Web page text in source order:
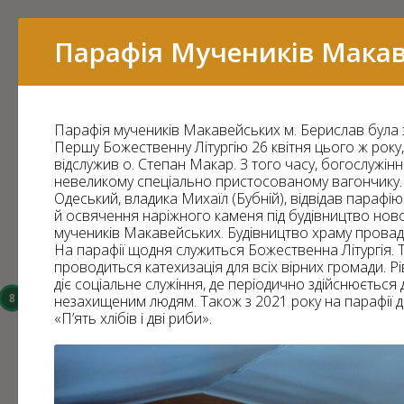
Парафія Мучеників
Парафія мучеників Макавейських м. Берислав була
Першу Божественну Літургію 26 квітня цього ж
відслужив о. Степан Макар. З того часу,
невеликому спеціально пристосованому
Одеський, владика Михаїл (Бубній), відвідав
й освячення наріжного каменя під будівництво
мучеників Макавейських. Будівництво храму
На парафії щодня служиться Божественна Літургія.
проводиться катехизація для всіх вірних громади.
діє соціальне служіння, де періодично
незахищеним людям. Також з 2021 року на парафії
«П’ять хлібів і дві риби».
43
15
6
16
14
8